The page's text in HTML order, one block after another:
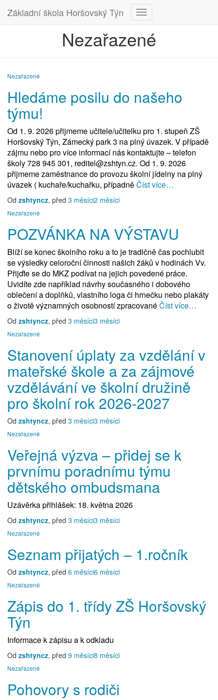
Základní škola Horšovský Týn
Přepnout
Nezařazené
Nezařazené
Hledáme posilu do našeho
týmu!
Od 1. 9. 2026 přijmeme učitele/učitelku pro 1. stupeň ZŠ
Horšovský Týn, Zámecký park 3 na plný úvazek. V případě
zájmu nebo pro více informací nás kontaktujte – telefon
školy 728 945 301, reditel@zshtyn.cz. Od 1. 9. 2026
přijmeme zaměstnance do provozu školní jídelny na plný
úvazek ( kuchaře/kuchařku, případněČíst více…
Od zshtyncz, před 3 měsíci2 měsíci
Nezařazené
POZVÁNKA NA VÝSTAVU
Blíží se konec školního roku a to je tradičně čas pochlubit
se výsledky celoroční činnosti našich žáků v hodinách Vv.
Přijďte se do MKZ podívat na jejich povedené práce.
Uvidíte zde například návrhy současného i dobového
oblečení a doplňků, vlastního loga či hrnečku nebo plakáty
o životě významných osobností zpracovanéČíst více…
Od zshtyncz, před 3 měsíci3 měsíci
Nezařazené
Stanovení úplaty za vzdělání v
mateřské škole a za zájmové
vzdělávání ve školní družině
pro školní rok 2026-2027
Od zshtyncz, před 3 měsíci3 měsíci
Nezařazené
Veřejná výzva – přidej se k
prvnímu poradnímu týmu
dětského ombudsmana
Uzávěrka přihlášek: 18. května 2026
Od zshtyncz, před 3 měsíci3 měsíci
Nezařazené
Seznam přijatých – 1.ročník
Od zshtyncz, před 6 měsíci6 měsíci
Nezařazené
Zápis do 1. třídy ZŠ Horšovský
Týn
Informace k zápisu a k odkladu
Od zshtyncz, před 9 měsíci8 měsíci
Nezařazené
Pohovory s rodiči